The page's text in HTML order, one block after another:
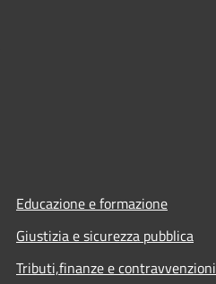
Educazione e formazione
Giustizia e sicurezza pubblica
Tributi,finanze e contravvenzioni